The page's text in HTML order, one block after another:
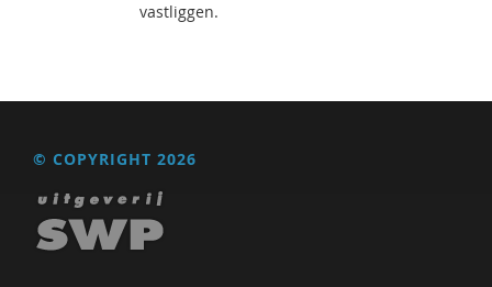
vastliggen.
© COPYRIGHT 2026